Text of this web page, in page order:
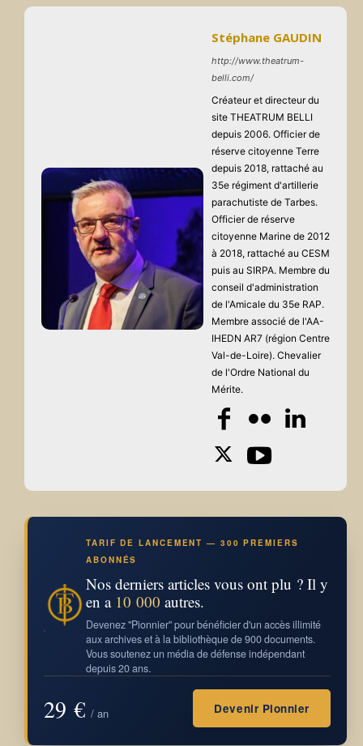
Stéphane GAUDIN
http://www.theatrum-
belli.com/
Créateur et directeur du
site THEATRUM BELLI
depuis 2006. Officier de
réserve citoyenne Terre
depuis 2018, rattaché au
35e régiment d'artillerie
parachutiste de Tarbes.
Officier de réserve
citoyenne Marine de 2012
à 2018, rattaché au CESM
puis au SIRPA. Membre du
conseil d'administration
de l'Amicale du 35e RAP.
Membre associé de l'AA-
IHEDN AR7 (région Centre
Val-de-Loire). Chevalier
de l'Ordre National du
Mérite.
TARIF DE LANCEMENT — 300 PREMIERS
ABONNÉS
Nos derniers articles vous ont plu ? Il y
en a 10 000 autres.
Devenez "Pionnier" pour bénéficier d'un accès illimité
aux archives et à la bibliothèque de 900 documents.
Vous soutenez un média de défense indépendant
depuis 20 ans.
29 € / an Devenir Pionnier